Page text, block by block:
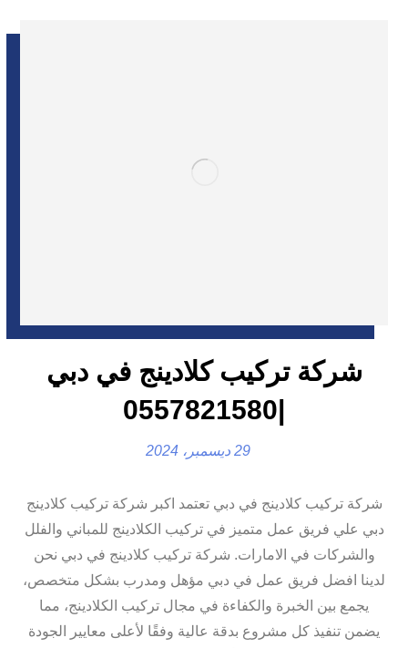
شركة تركيب كلادينج في دبي
29 ديسمبر، 2024
شركة تركيب كلادينج في دبي تعتمد اكبر شركة تركيب كلادينج
دبي علي فريق عمل متميز في تركيب الكلادينج للمباني والفلل
والشركات في الامارات. شركة تركيب كلادينج في دبي نحن
لدينا افضل فريق عمل في دبي مؤهل ومدرب بشكل متخصص،
يجمع بين الخبرة والكفاءة في مجال تركيب الكلادينج، مما
يضمن تنفيذ كل مشروع بدقة عالية وفقًا لأعلى معايير الجودة